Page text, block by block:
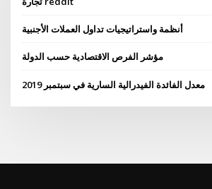
أنظمة واستراتيجيات تداول العملات الأجنبية
مؤشر الفرص الاقتصادية حسب الدولة
معدل الفائدة الفيدرالية السارية في سبتمبر 2019